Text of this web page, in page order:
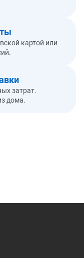
картой или
затрат.
дома.